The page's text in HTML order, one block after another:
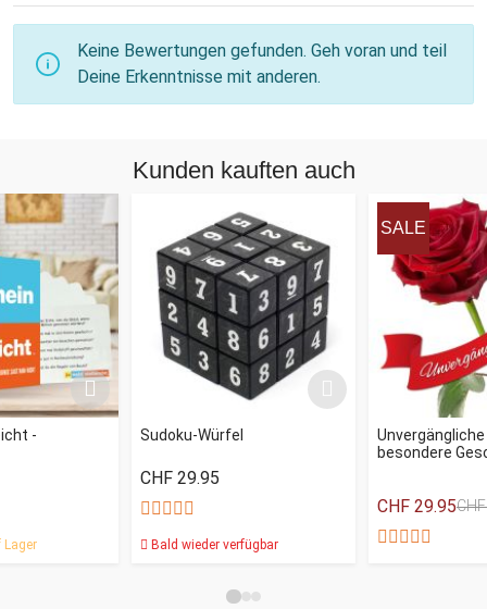
Keine Bewertungen gefunden. Geh voran und teil
Deine Erkenntnisse mit anderen.
Kunden kauften auch
- Sudoku-Würfel
CHF 29.95
Bald wieder verfügbar
SALE
besondere
CHF 29.95